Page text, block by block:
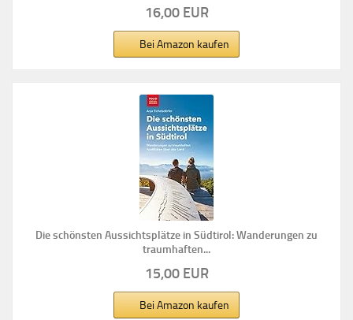
16,00 EUR
Bei Amazon kaufen
Die schönsten Aussichtsplätze in Südtirol: Wanderungen zu
traumhaften...
15,00 EUR
Bei Amazon kaufen